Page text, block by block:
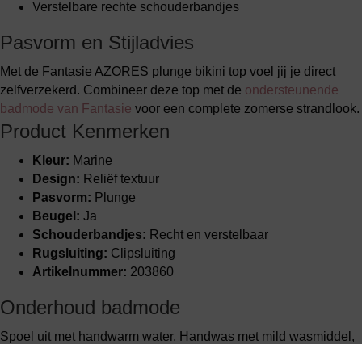
Verstelbare rechte schouderbandjes
Pasvorm en Stijladvies
Met de Fantasie AZORES plunge bikini top voel jij je direct
zelfverzekerd. Combineer deze top met de ondersteunende
badmode van Fantasie voor een complete zomerse strandlook.
Product Kenmerken
Kleur: Marine
Design: Reliëf textuur
Pasvorm: Plunge
Beugel: Ja
Schouderbandjes: Recht en verstelbaar
Rugsluiting: Clipsluiting
Artikelnummer: 203860
Onderhoud badmode
Spoel uit met handwarm water. Handwas met mild wasmiddel,